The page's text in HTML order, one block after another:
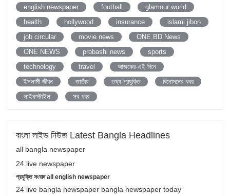
english newspaper
football
glamour world
health
hollywood insurance
islami jibon
job circular
movie news
ONE BD News
ONE NEWS
probashi news
sports
technology
travel
আজকের-এই-দিনে
ইসলামী-জীবন
জাতীয় তথ্য-প্রযুক্তি
বিনোদনের খবর
লাইফস্টাইল
সব খবর
বাংলা লাইভ নিউজ Latest Bangla Headlines
all bangla newspaper
24 live newspaper
প্রযুক্তি সংবাদ all english newspaper
24 live bangla newspaper bangla newspaper today